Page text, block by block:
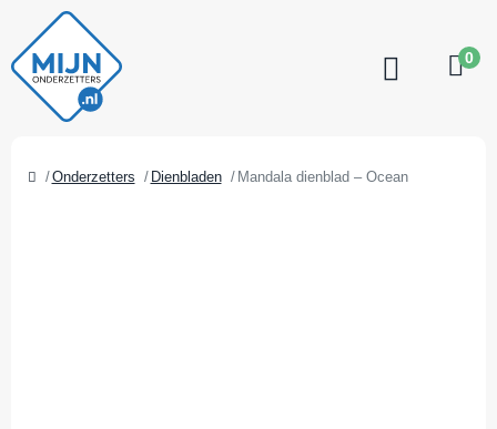
0
Onderzetters Dienbladen Mandala dienblad – Ocean